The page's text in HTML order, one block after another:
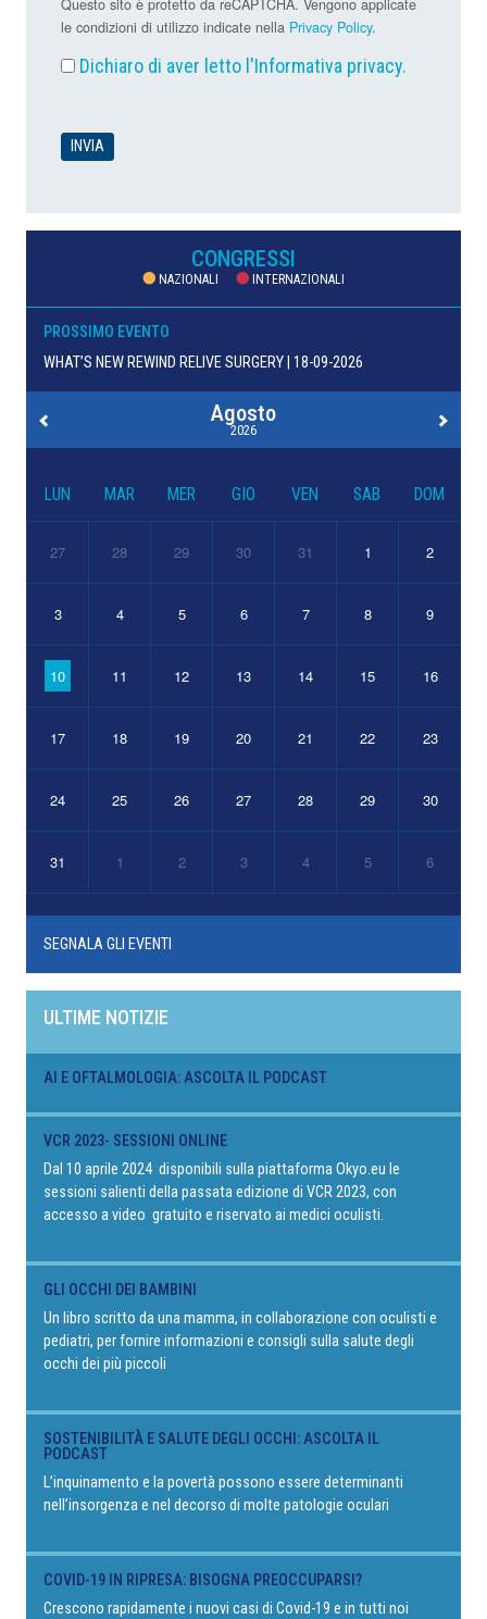
Questo sito è protetto da reCAPTCHA. Vengono applicate
le condizioni di utilizzo indicate nella Privacy Policy.
Dichiaro di aver letto l'Informativa privacy.
CONGRESSI
NAZIONALI INTERNAZIONALI
PROSSIMO EVENTO
WHAT’S NEW REWIND RELIVE SURGERY | 18-09-2026
Agosto
2026
LUN MAR MER GIO VEN SAB DOM
27 28 29 30 31 1 2
3 4 5 6 7 8 9
10 11 12 13 14 15 16
17 18 19 20 21 22 23
24 25 26 27 28 29 30
31 1 2 3 4 5 6
SEGNALA GLI EVENTI
ULTIME NOTIZIE
AI E OFTALMOLOGIA: ASCOLTA IL PODCAST
VCR 2023- SESSIONI ONLINE
Dal 10 aprile 2024 disponibili sulla piattaforma Okyo.eu le
sessioni salienti della passata edizione di VCR 2023, con
accesso a video gratuito e riservato ai medici oculisti.
GLI OCCHI DEI BAMBINI
Un libro scritto da una mamma, in collaborazione con oculisti e
pediatri, per fornire informazioni e consigli sulla salute degli
occhi dei più piccoli
SOSTENIBILITÀ E SALUTE DEGLI OCCHI: ASCOLTA IL
PODCAST
L’inquinamento e la povertà possono essere determinanti
nell’insorgenza e nel decorso di molte patologie oculari
COVID-19 IN RIPRESA: BISOGNA PREOCCUPARSI?
Crescono rapidamente i nuovi casi di Covid-19 e in tutti noi